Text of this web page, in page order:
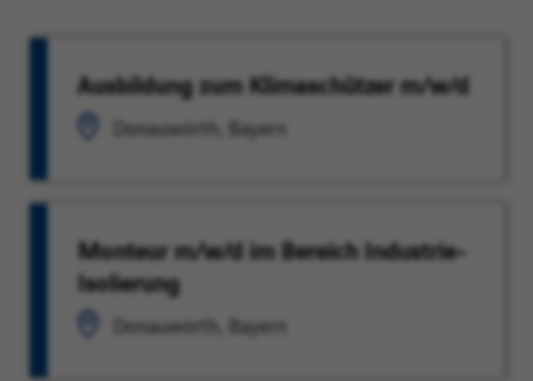
Ausbildung zum Klimaschützer m/w/d
Donauwörth, Bayern
Monteur m/w/d im Bereich Industrie-
Isolierung
Donauwörth, Bayern